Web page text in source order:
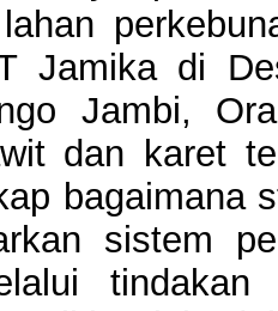
Jamika di
Jambi,
dan karet
bagaimana
sistem